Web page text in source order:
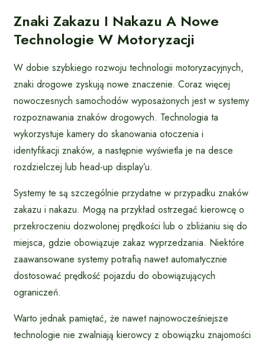
Znaki Zakazu I Nakazu A Nowe
Technologie W Motoryzacji
W dobie szybkiego rozwoju technologii motoryzacyjnych,
znaki drogowe zyskują nowe znaczenie. Coraz więcej
nowoczesnych samochodów wyposażonych jest w systemy
rozpoznawania znaków drogowych. Technologia ta
wykorzystuje kamery do skanowania otoczenia i
identyfikacji znaków, a następnie wyświetla je na desce
rozdzielczej lub head-up display’u.
Systemy te są szczególnie przydatne w przypadku znaków
zakazu i nakazu. Mogą na przykład ostrzegać kierowcę o
przekroczeniu dozwolonej prędkości lub o zbliżaniu się do
miejsca, gdzie obowiązuje zakaz wyprzedzania. Niektóre
zaawansowane systemy potrafią nawet automatycznie
dostosować prędkość pojazdu do obowiązujących
ograniczeń.
Warto jednak pamiętać, że nawet najnowocześniejsze
technologie nie zwalniają kierowcy z obowiązku znajomości